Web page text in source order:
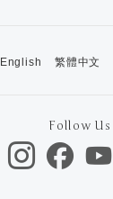
English 繁體中文
Follow Us